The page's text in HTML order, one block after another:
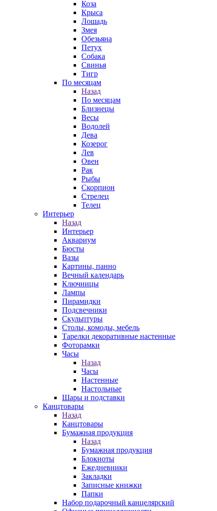
Коза
Крыса
Лошадь
Змея
Обезьяна
Петух
Собака
Свинья
Тигр
По месяцам
Назад
По месяцам
Близнецы
Весы
Водолей
Дева
Козерог
Лев
Овен
Рак
Рыбы
Скорпион
Стрелец
Телец
Интерьер
Назад
Интерьер
Аквариум
Бюсты
Вазы
Картины, панно
Вечный календарь
Ключницы
Лампы
Пирамидки
Подсвечники
Скульптуры
Столы, комоды, мебель
Тарелки декоративные настенные
Фоторамки
Часы
Назад
Часы
Настенные
Настольные
Шары и подставки
Канцтовары
Назад
Канцтовары
Бумажная продукция
Назад
Бумажная продукция
Блокноты
Ежедневники
Закладки
Записные книжки
Папки
Набор подарочный канцелярский